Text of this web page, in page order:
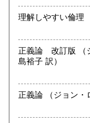
取り扱い分野
哲学宗教、歴史
文、趣味
正義論 改訂版 （ジョン・ロールズ 著 ; 川本隆史, 福間聡, 神
島裕子 訳）
正義論 （ジ